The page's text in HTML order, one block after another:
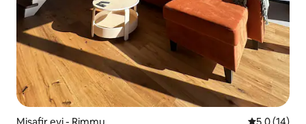
Misafir evi - Rimmu 55,0 (14)